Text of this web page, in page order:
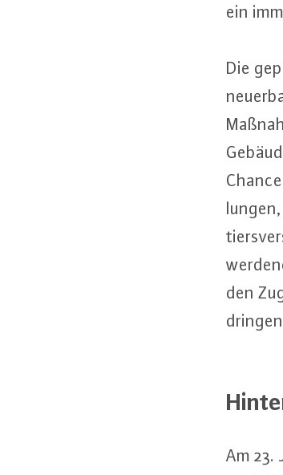
ein
Die
den
Am 23.